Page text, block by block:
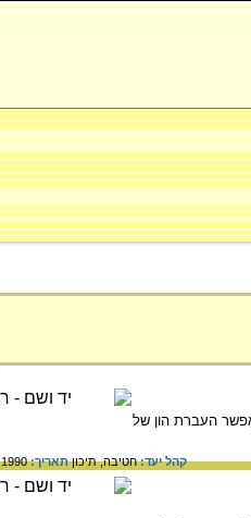
ההתאחדות הציונית בגרמניה ובנק אגנלו-פלשתינה. ההסכם נחתם באוגוסט 1933, והוא אִפשר העברת הון של
קהל יעד:חטיבה,תיכוןתאריך:1990